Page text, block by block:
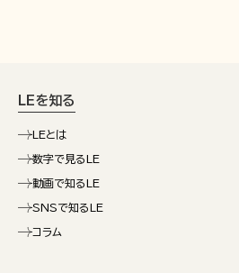
LEを知る
LEとは
数字で見るLE
動画で知るLE
SNSで知るLE
コラム